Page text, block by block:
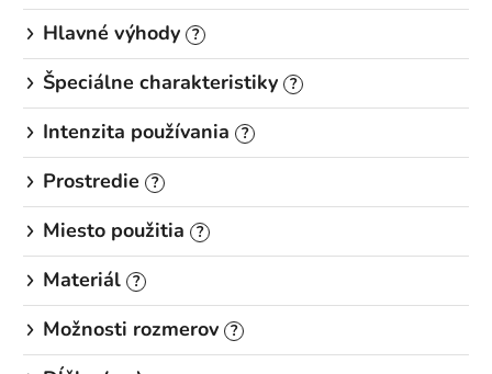
Hlavné výhody ?
Špeciálne charakteristiky ?
Intenzita používania ?
Prostredie ?
Miesto použitia ?
Materiál ?
Možnosti rozmerov ?